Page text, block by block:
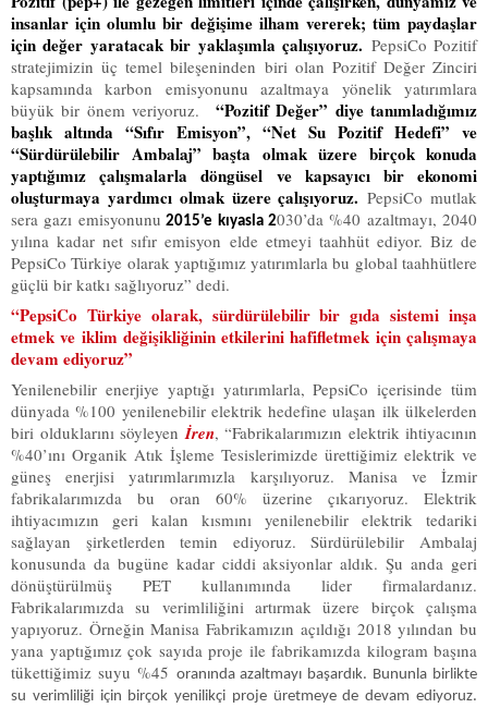
insanlar için olumlu bir değişime ilham vererek; tüm paydaşlar
için değer yaratacak bir yaklaşımla çalışıyoruz. PepsiCo Pozitif
stratejimizin üç temel bileşeninden biri olan Pozitif Değer Zinciri
kapsamında karbon emisyonunu azaltmaya yönelik yatırımlara
büyük bir önem veriyoruz.
“Pozitif Değer” diye tanımladığımız
başlık altında “Sıfır Emisyon”, “Net Su Pozitif Hedefi” ve
“Sürdürülebilir Ambalaj” başta olmak üzere birçok konuda
yaptığımız çalışmalarla döngüsel ve kapsayıcı bir ekonomi
oluşturmaya yardımcı olmak üzere çalışıyoruz.PepsiCo mutlak
sera gazı emisyonunu 2015’e kıyasla 2030’da %40 azaltmayı, 2040
yılına kadar net sıfır emisyon elde etmeyi taahhüt ediyor. Biz de
PepsiCo Türkiye olarak yaptığımız yatırımlarla bu global taahhütlere
güçlü bir katkı sağlıyoruz” dedi.
“PepsiCo Türkiye olarak, sürdürülebilir bir gıda sistemi inşa
etmek ve iklim değişikliğinin etkilerini hafifletmek için çalışmaya
devam ediyoruz”
Yenilenebilir enerjiye yaptığı yatırımlarla, PepsiCo içerisinde tüm
dünyada %100 yenilenebilir elektrik hedefine ulaşan ilk ülkelerden
biri olduklarını söyleyen İren, “Fabrikalarımızın elektrik ihtiyacının
%40’ını Organik Atık İşleme Tesislerimizde ürettiğimiz elektrik ve
güneş enerjisi yatırımlarımızla karşılıyoruz. Manisa ve İzmir
fabrikalarımızda bu oran 60% üzerine çıkarıyoruz. Elektrik
ihtiyacımızın geri kalan kısmını yenilenebilir elektrik tedariki
sağlayan şirketlerden temin ediyoruz. Sürdürülebilir Ambalaj
konusunda da bugüne kadar ciddi aksiyonlar aldık. Şu anda geri
dönüştürülmüş PET kullanımında lider firmalardanız.
Fabrikalarımızda su verimliliğini artırmak üzere birçok çalışma
yapıyoruz. Örneğin Manisa Fabrikamızın açıldığı 2018 yılından bu
yana yaptığımız çok sayıda proje ile fabrikamızda kilogram başına
tükettiğimiz suyu %45 oranında azaltmayı başardık. Bununla birlikte
su verimliliği için birçok yenilikçi proje üretmeye de devam ediyoruz.